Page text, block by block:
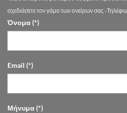
Drimalas
Flowers
σχεδιάσετε τον γάμο των ονείρων σας -
Όνομα (*)
Email (*)
Μήνυμα (*)